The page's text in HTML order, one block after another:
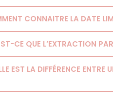
CONNAITRE LA DATE
CE QUE L’EXTRACTION
EST LA DIFFÉRENCE